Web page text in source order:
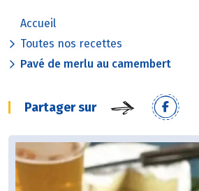
Accueil
Toutes nos recettes
Pavé de merlu au camembert
Partager sur